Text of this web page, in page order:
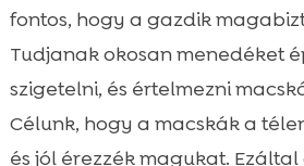
fontos, hogy a gazdik
Tudjanak okosan menedéket
szigetelni, és értelmezni
Célunk, hogy a macskák a
és jól érezzék magukat.